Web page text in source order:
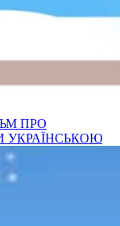
ПРО
УКРАЇНСЬКОЮ